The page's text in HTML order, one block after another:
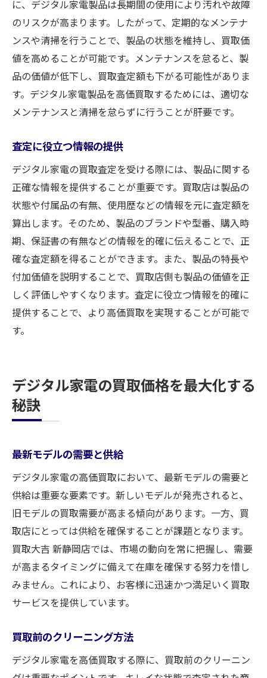
買取準備の基本ステップ
査定から買取までの流れ
買取価格を引き上げるコツ
高額買取を狙うためのポイント
効果的な交渉の仕方
買取後のフォローアップ
ータ活用法
最新の市場動向をチェックする
需要と供給のバランスを理解する
オンラインリサーチの活用法
専門家の意見を参考にする
データ分析ツールの使い方
買取価格の予測方法
に、デジタル家電製品は長期間の使用により汚れや故障
のリスクが高まります。したがって、定期的なメンテナ
ンスや清掃を行うことで、製品の状態を維持し、買取価
値を高めることが可能です。メンテナンスを怠ると、製
品の価値が低下し、買取査定額も下がる可能性がありま
す。デジタル家電製品を高価買取するためには、適切な
メンテナンスと清掃を怠らずに行うことが肝要です。
査定に役立つ情報の提供
デジタル家電の買取査定を受ける際には、製品に関する
正確な情報を提供することが重要です。買取店は製品の
状態や付属品の有無、使用歴などの情報を元に査定額を
算出します。そのため、製品のブランドや型番、購入時
期、保証書の有無などの情報を的確に伝えることで、正
確な査定額を得ることができます。また、製品の特長や
付加価値を説明することで、買取店側も製品の価値を正
しく評価しやすくなります。査定に役立つ情報を的確に
提供することで、より高価買取を実現することが可能で
す。
デジタル家電の買取価格を最大化する
秘訣
最新モデルの需要と供給
デジタル家電の高価買取において、最新モデルの需要と
供給は重要な要素です。新しいモデルが発売されると、
旧モデルの買取需要が高まる傾向があります。一方、買
取店にとっては供給を確保することが課題となります。
買取大吉 新静岡店では、市場の動向を常に把握し、需要
が高まるタイミングに備えて在庫を確保する努力を惜し
みません。これにより、お客様に迅速かつ満足いく買取
サービスを提供しています。
買取前のクリーニング方法
デジタル家電を高価買取する際に、買取前のクリーニン